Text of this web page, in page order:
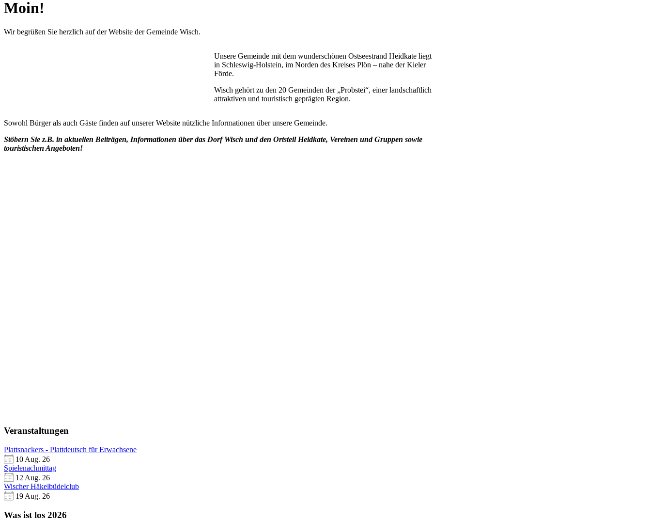
Moin!
Wir begrüßen Sie herzlich auf der Website der Gemeinde Wisch.
Unsere Gemeinde mit dem wunderschönen Ostseestrand Heidkate liegt
in Schleswig-Holstein, im Norden des Kreises Plön – nahe der Kieler
Förde.
Wisch gehört zu den 20 Gemeinden der „Probstei“, einer landschaftlich
attraktiven und touristisch geprägten Region.
Sowohl Bürger als auch Gäste finden auf unserer Website nützliche Informationen über unsere Gemeinde.
Stöbern Sie z.B. in aktuellen Beiträgen, Informationen über das Dorf Wisch und den Ortsteil Heidkate, Vereinen und Gruppen sowie
touristischen Angeboten!
Veranstaltungen
Plattsnackers - Plattdeutsch für Erwachsene
10 Aug. 26
Spielenachmittag
12 Aug. 26
Wischer Häkelbüdelclub
19 Aug. 26
Was ist los 2026